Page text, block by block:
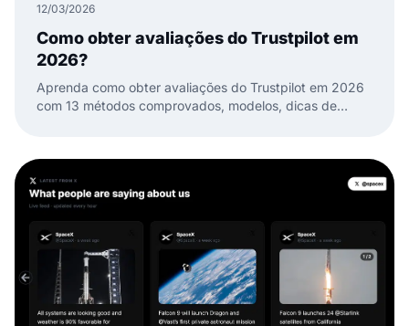
12/03/2026
Como obter avaliações do Trustpilot em
2026?
Aprenda como obter avaliações do Trustpilot em 2026
com 13 métodos comprovados, modelos, dicas de